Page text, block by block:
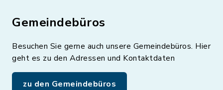
Gemeindebüros
Besuchen Sie gerne auch unsere Gemeindebüros. Hier
geht es zu den Adressen und Kontaktdaten
zu den Gemeindebüros